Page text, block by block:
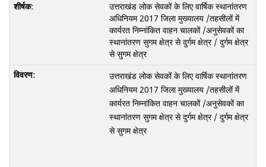
उत्तराखंड लोक सेवकों के लिए वार्षिक स्थानांतरण
अधिनियम 2017 जिला मुख्यालय /तहसीलों में
कार्यरत निम्नांकित वाहन चालकों /अनुसेवकों का
स्थानांतरण सुगम क्षेत्र से दुर्गम क्षेत्र / दुर्गम क्षेत्र
से सुगम क्षेत्र
उत्तराखंड लोक सेवकों के लिए वार्षिक स्थानांतरण
अधिनियम 2017 जिला मुख्यालय /तहसीलों में
कार्यरत निम्नांकित वाहन चालकों /अनुसेवकों का
स्थानांतरण सुगम क्षेत्र से दुर्गम क्षेत्र / दुर्गम क्षेत्र
से सुगम क्षेत्र